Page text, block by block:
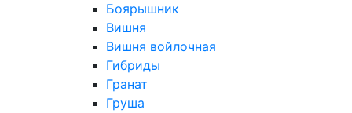
Боярышник
Вишня
Вишня войлочная
Гибриды
Гранат
Груша